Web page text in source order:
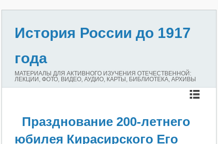
История России до 1917
года
МАТЕРИАЛЫ ДЛЯ АКТИВНОГО ИЗУЧЕНИЯ ОТЕЧЕСТВЕННОЙ:
ЛЕКЦИИ, ФОТО, ВИДЕО, АУДИО, КАРТЫ, БИБЛИОТЕКА, АРХИВЫ
Празднование 200-летнего
юбилея Кирасирского Его